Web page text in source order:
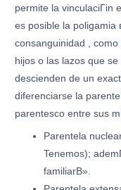
permite la vinculaciГіn
es posible la poligamia
consanguinidad , como
hijos o las lazos que
descienden de un
diferenciarse la
parentesco entre sus
Parentela
Tenemos);
familiarВ».